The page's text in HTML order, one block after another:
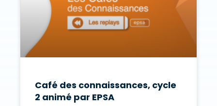
Café des connaissances, cycle
2 animé par EPSA